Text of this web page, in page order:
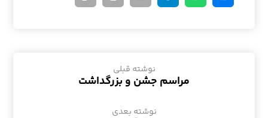
نوشته قبلی
مراسم جشن و بزرگداشت
نوشته بعدی